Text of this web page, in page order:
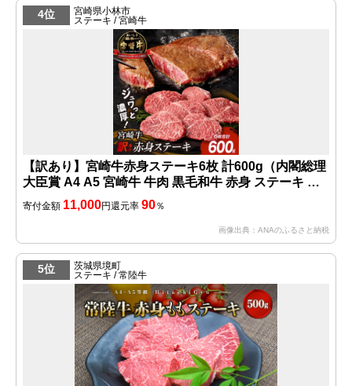
4位
宮崎県小林市
ステーキ / 宮崎牛
【訳あり】宮崎牛赤身ステーキ6枚 計600g（内閣総理
大臣賞 A4 A5 宮崎牛 牛肉 黒毛和牛 赤身 ステーキ 訳
あり 宮崎県）
寄付金額 11,000円還元率 90％
画像出典：ANAのふるさと納税
5位
茨城県境町
ステーキ / 常陸牛